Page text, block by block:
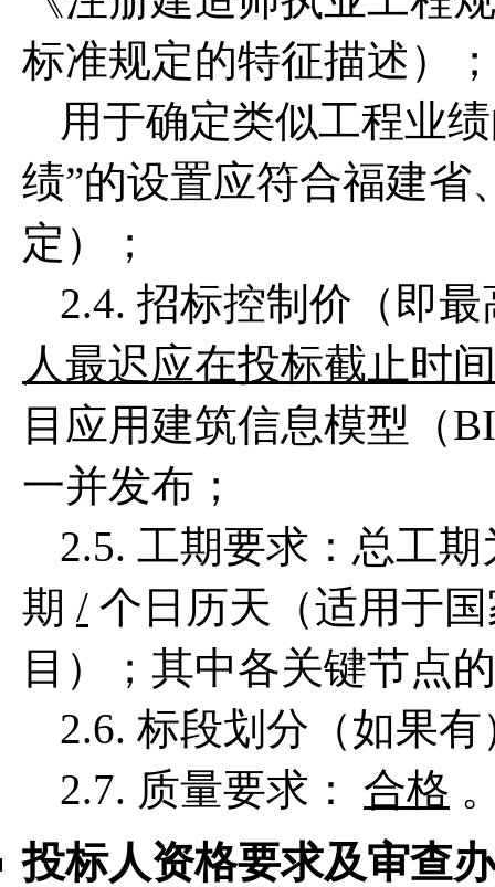
标准规定的特征描述）；
用于确定类似工程业
绩”的设置应符合福建省
定）；
2.4. 招标控制价（即
人最迟应在投标截止时
目应用建筑信息模型（
一并发布；
2.5. 工期要求：总工
期 / 个日历天（适用于
目）；其中各关键节点
2.6. 标段划分（如果
2.7. 质量要求： 合格
投标人资格要求及审查